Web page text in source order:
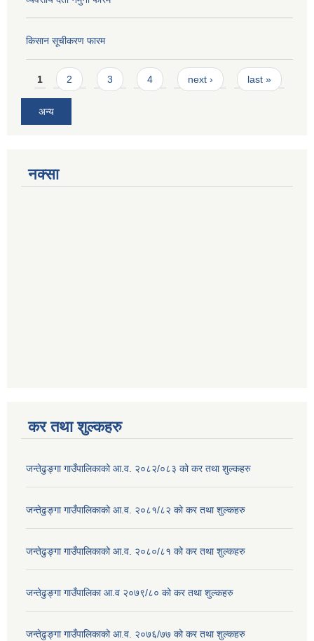
किसान सूचीकरण फारम
Pages
1 2 3 4 next › last »
अन्य
नक्सा
कर तथा शुल्कहरु
जन्तेढुङ्गा गाउँपालिकाको आ.व. २०८२/०८३ को कर तथा शुल्कहरु
जन्तेढुङ्गा गाउँपालिकाको आ.व. २०८१/८२ को कर तथा शुल्कहरु
जन्तेढुङ्गा गाउँपालिकाको आ.व. २०८०/८१ को कर तथा शुल्कहरु
जन्तेढुङ्गा गाउँपालिका आ.व २०७९/८० को कर तथा शुल्कहरु
जन्तेढुङ्गा गाउँपालिकाको आ.व. २०७६/७७ को कर तथा शुल्कहरु